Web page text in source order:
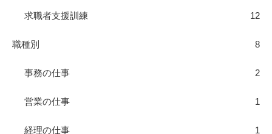
求職者支援訓練 12
職種別 8
事務の仕事 2
営業の仕事 1
経理の仕事 1